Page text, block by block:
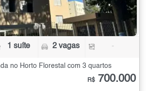
1 suíte 2 vagas -
no Horto Florestal com 3 quartos
R$ 700.000